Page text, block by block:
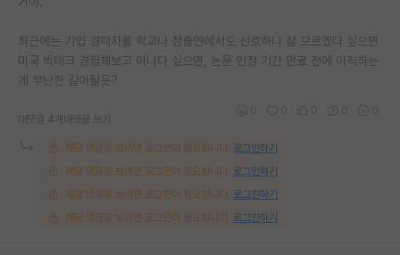
최근에는 기업 경력자를 학교나 정출연에서도 선호하니 잘 모르겠다 싶으면
미국 빅테크 경험해보고 아니다 싶으면, 논문 인정 기간 만료 전에 이직하는
게 무난한 길이될듯?
대댓글 4개 대댓글 쓰기
해당 댓글을 보려면 로그인이 필요합니다. 로그인하기
해당 댓글을 보려면 로그인이 필요합니다. 로그인하기
해당 댓글을 보려면 로그인이 필요합니다. 로그인하기
해당 댓글을 보려면 로그인이 필요합니다. 로그인하기